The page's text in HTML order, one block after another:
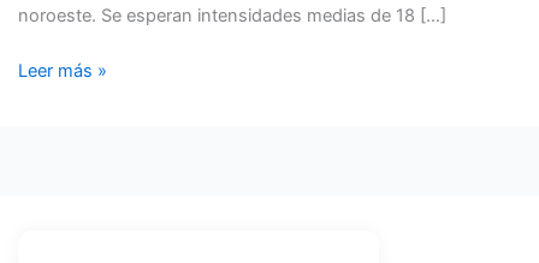
noroeste. Se esperan intensidades medias de 18 […]
Leer más »